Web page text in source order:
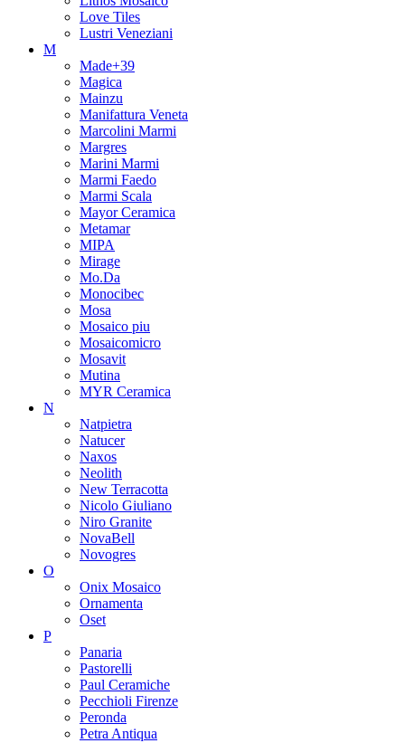
Love Tiles
Lustri Veneziani
M
Made+39
Magica
Mainzu
Manifattura Veneta
Marcolini Marmi
Margres
Marini Marmi
Marmi Faedo
Marmi Scala
Mayor Ceramica
Metamar
MIPA
Mirage
Mo.Da
Monocibec
Mosa
Mosaico piu
Mosaicomicro
Mosavit
Mutina
MYR Ceramica
N
Natpietra
Natucer
Naxos
Neolith
New Terracotta
Nicolo Giuliano
Niro Granite
NovaBell
Novogres
O
Onix Mosaico
Ornamenta
Oset
P
Panaria
Pastorelli
Paul Ceramiche
Pecchioli Firenze
Peronda
Petra Antiqua